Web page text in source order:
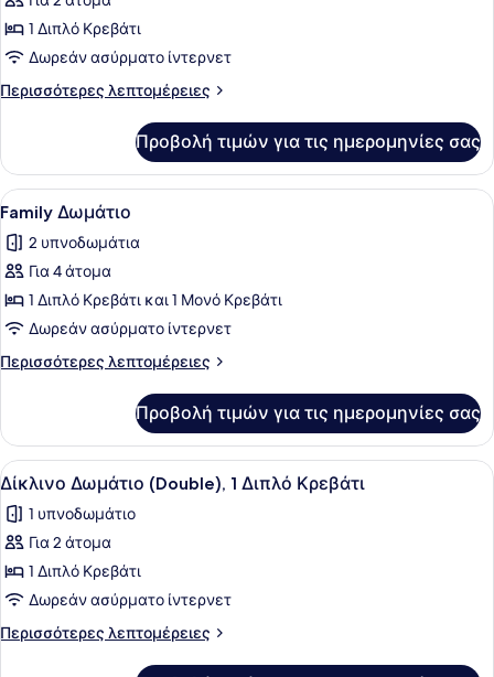
για
Deluxe
Δωμάτιο
1 Διπλό Κρεβάτι
Δωρεάν ασύρματο ίντερνετ
Περισσότερες λεπτομέρειες
Περισσότερες
Δωμάτιο
Προβολή τιμών για τις ημερομηνίες σας
Προβολή
όλων
των
φωτογραφιών
για
Family
Δωμάτιο
Ένα καλαίσθητα διακοσμημένο
4
Family Δωμάτιο
2 υπνοδωμάτια
Για 4 άτομα
1 Διπλό Κρεβάτι και 1 Μονό Κρεβάτι
Δωρεάν ασύρματο ίντερνετ
Περισσότερες λεπτομέρειες
Περισσότερες
Δωμάτιο
Προβολή τιμών για τις ημερομηνίες σας
Προβολή
όλων
των
φωτογραφιών
για
Δίκλινο
Δωμάτιο
(Double),
Ένα δωμάτιο ξενοδοχείου με ένα
3
Δίκλινο Δωμάτιο (Double), 1 Διπλό Κρεβάτι
1 υπνοδωμάτιο
Για 2 άτομα
1 Διπλό Κρεβάτι
Δωρεάν ασύρματο ίντερνετ
Περισσότερες λεπτομέρειες
Περισσότερες